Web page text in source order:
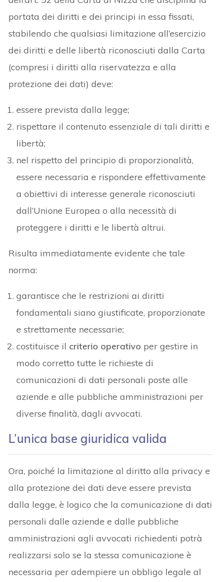
portata dei diritti e dei principi in essa fissati,
stabilendo che qualsiasi limitazione all’esercizio
dei diritti e delle libertà riconosciuti dalla Carta
(compresi i diritti alla riservatezza e alla
protezione dei dati) deve:
essere prevista dalla legge;
rispettare il contenuto essenziale di tali diritti e
libertà;
nel rispetto del principio di proporzionalità,
essere necessaria e rispondere effettivamente
a obiettivi di interesse generale riconosciuti
dall’Unione Europea o alla necessità di
proteggere i diritti e le libertà altrui.
Risulta immediatamente evidente che tale
norma:
garantisce che le restrizioni ai diritti
fondamentali siano giustificate, proporzionate
e strettamente necessarie;
costituisce il criterio operativo per gestire in
modo corretto tutte le richieste di
comunicazioni di dati personali poste alle
aziende e alle pubbliche amministrazioni per
diverse finalità, dagli avvocati.
L’unica base giuridica valida
Ora, poiché la limitazione al diritto alla privacy e
alla protezione dei dati deve essere prevista
dalla legge, è logico che la comunicazione di dati
personali dalle aziende e dalle pubbliche
amministrazioni agli avvocati richiedenti potrà
realizzarsi solo se la stessa comunicazione è
necessaria per adempiere un obbligo legale al